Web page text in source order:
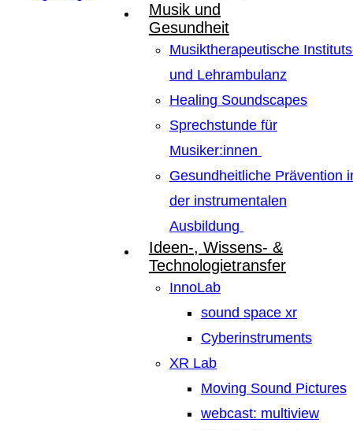
Musik und
Gesundheit
Musiktherapeutische
und Lehrambulanz
Healing Soundscapes
Sprechstunde für
Musiker:innen
Gesundheitliche Prävention
der instrumentalen
Ausbildung
Ideen-, Wissens- &
Technologietransfer
InnoLab
sound space xr
Cyberinstruments
XR Lab
Moving Sound Pictures
webcast: multiview